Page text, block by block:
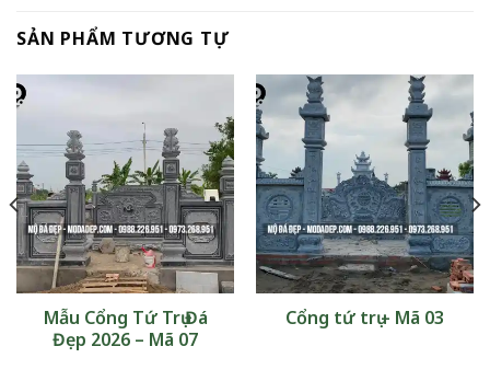
SẢN PHẨM TƯƠNG TỰ
Mẫu Cổng Tứ Trụ Đá
Đẹp 2026 – Mã 07
Cổng tứ trụ – Mã 03